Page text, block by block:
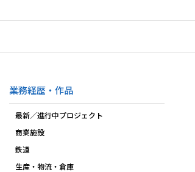
業務経歴・作品
最新／進行中プロジェクト
商業施設
鉄道
生産・物流・倉庫